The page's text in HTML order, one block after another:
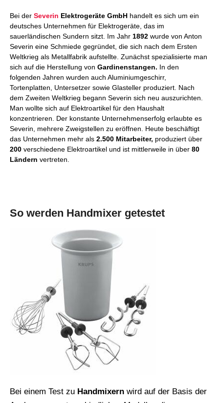
Bei der Severin Elektrogeräte GmbH handelt es sich um ein
deutsches Unternehmen für Elektrogeräte, das im
sauerländischen Sundern sitzt. Im Jahr 1892 wurde von Anton
Severin eine Schmiede gegründet, die sich nach dem Ersten
Weltkrieg als Metallfabrik aufstellte. Zunächst spezialisierte man
sich auf die Herstellung von Gardinenstangen. In den
folgenden Jahren wurden auch Aluminiumgeschirr,
Tortenplatten, Untersetzer sowie Glasteller produziert. Nach
dem Zweiten Weltkrieg begann Severin sich neu auszurichten.
Man wollte sich auf Elektroartikel für den Haushalt
konzentrieren. Der konstante Unternehmenserfolg erlaubte es
Severin, mehrere Zweigstellen zu eröffnen. Heute beschäftigt
das Unternehmen mehr als 2.500 Mitarbeiter, produziert über
200 verschiedene Elektroartikel und ist mittlerweile in über 80
Ländern vertreten.
So werden Handmixer getestet
Bei einem Test zu Handmixern wird auf der Basis der